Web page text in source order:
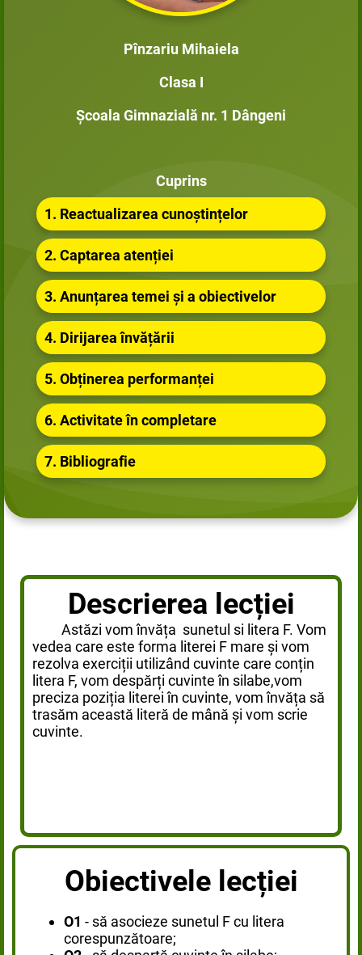
Pînzariu Mihaiela
Clasa I
Școala Gimnazială nr. 1 Dângeni
Cuprins
1. Reactualizarea cunoștințelor
2. Captarea atenției
3. Anunțarea temei și a obiectivelor
4. Dirijarea învățării
5. Obținerea performanței
6. Activitate în completare
7. Bibliografie
Descrierea lecției
Astăzi vom învăța sunetul si litera F. Vom
vedea care este forma literei F mare și vom
rezolva exerciții utilizând cuvinte care conțin
litera F, vom despărți cuvinte în silabe,vom
preciza poziția literei în cuvinte, vom învăța să
trasăm această literă de mână și vom scrie
cuvinte.
Obiectivele lecției
O1 - să asocieze sunetul F cu litera
corespunzătoare;